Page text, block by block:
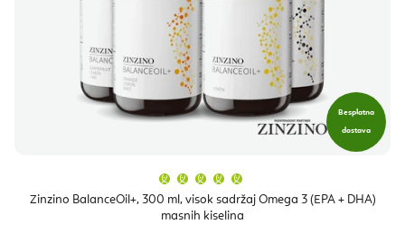
Besplatna
dostava
Zinzino BalanceOil+, 300 ml, visok sadržaj Omega 3 (EPA + DHA)
masnih kiselina
proizvoda
je